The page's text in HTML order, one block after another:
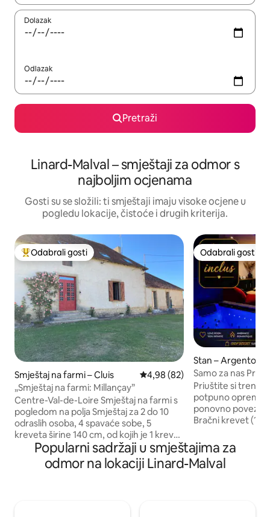
Dolazak
Odlazak
Pretraži
Linard-Malval – smještaji za odmor s
najboljim ocjenama
Gosti su se složili: ti smještaji imaju visoke ocjene u
pogledu lokacije, čistoće i drugih kriterija.
Među najviše rangiranima s oznakom „Odabrali gosti”
Odabrali gosti
Smještaj na farmi – Cluis Prosječna ocjena: 4,98/5,
4,98 (82)
„Smještaj na farmi: Millançay”
Centre-Val-de-Loire Smještaj na farmi s
pogledom na polja Smještaj za 2 do 10
odraslih osoba, 4 spavaće sobe, 5
kreveta širine 140 cm, od kojih je 1 krevet
na razvlačenje. +1 dječji krevetić
Uključena 1 privatna spavaća soba, 2
kupaonice, 2 WC-a, 1 opremljena kuhinja,
Odabrali gosti
Odabrali gosti
Stan – Argenton-
Samo za nas
Priuštite si
potpuno
ponovno
Bračni krevet
Privatna sauna
intiman i potpuno
za parove,
Popularni sadržaji u smještajima za
odmor na lokaciji Linard-Malval